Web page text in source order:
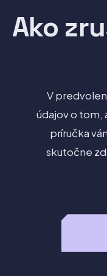
Ako
V
údajov o tom,
príručka
skutočne